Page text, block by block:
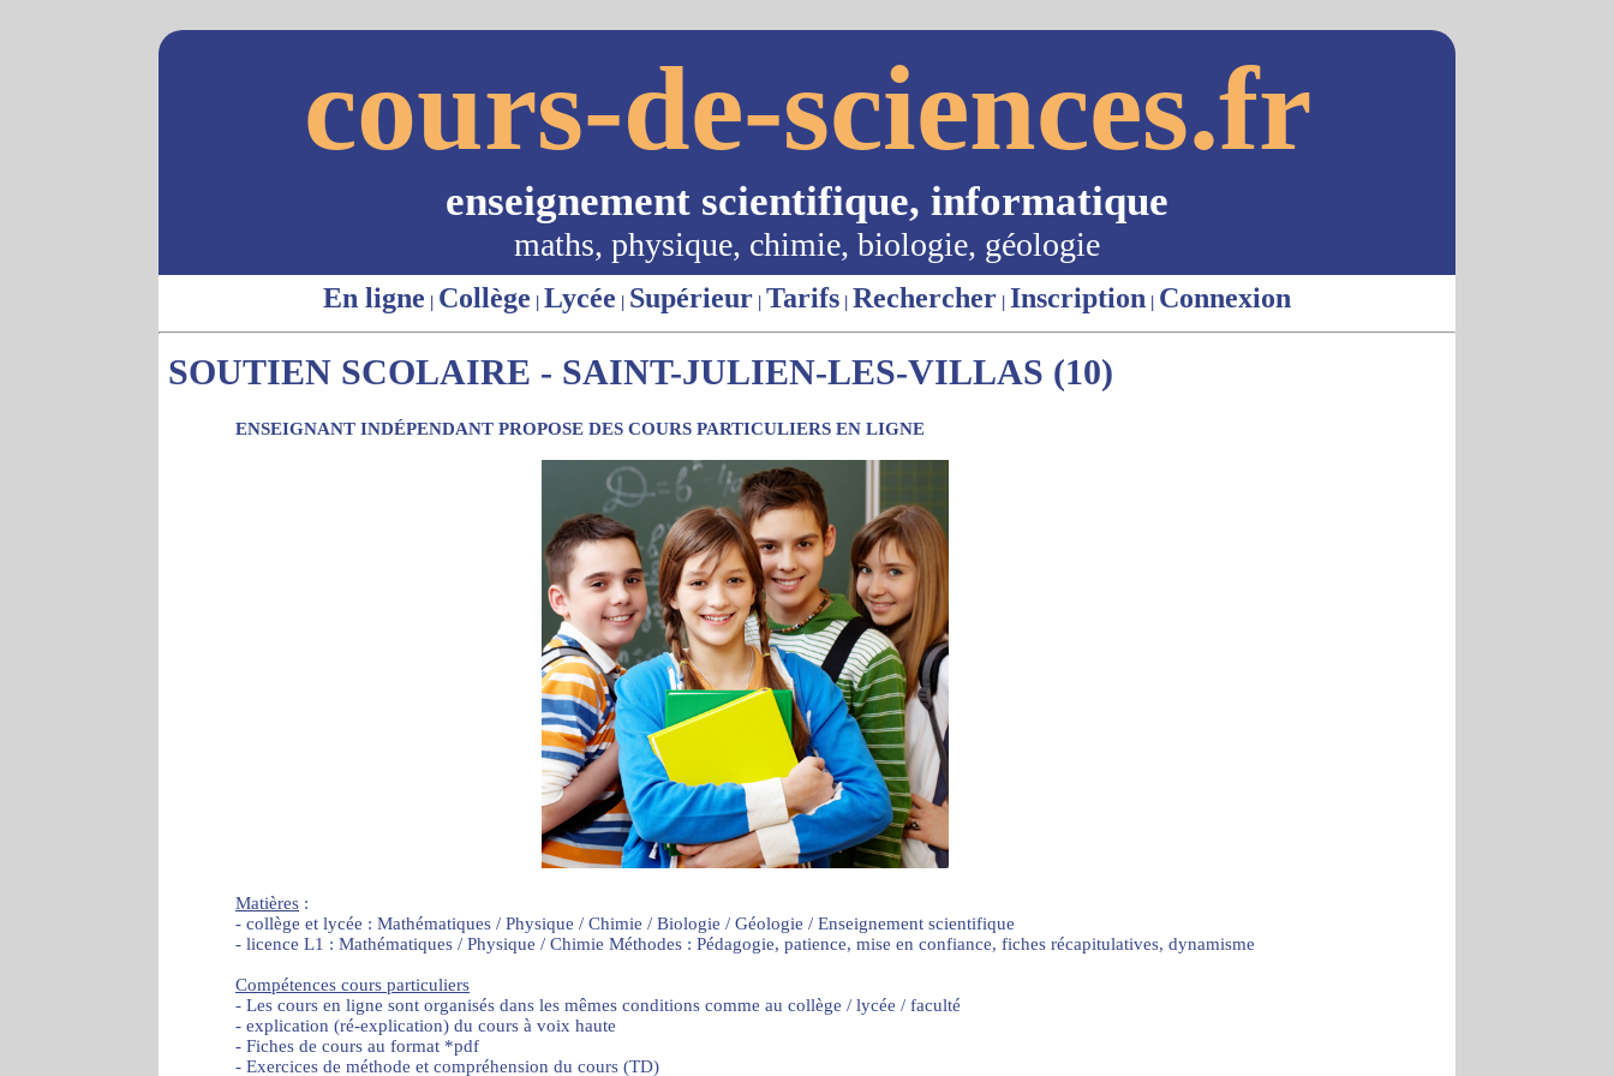
cours-de-sciences.fr
enseignement scientifique, informatique
maths, physique, chimie, biologie, géologie
En ligne | Collège | Lycée | Supérieur | Tarifs | Rechercher | Inscription | Connexion
SOUTIEN SCOLAIRE - SAINT-JULIEN-LES-VILLAS (10)
ENSEIGNANT INDÉPENDANT PROPOSE DES COURS PARTICULIERS EN LIGNE
Matières :
- collège et lycée : Mathématiques / Physique / Chimie / Biologie / Géologie / Enseignement scientifique
- licence L1 : Mathématiques / Physique / Chimie Méthodes : Pédagogie, patience, mise en confiance, fiches récapitulatives, dynamisme
Compétences cours particuliers
- Les cours en ligne sont organisés dans les mêmes conditions comme au collège / lycée / faculté
- explication (ré-explication) du cours à voix haute
- Fiches de cours au format *pdf
- Exercices de méthode et compréhension du cours (TD)